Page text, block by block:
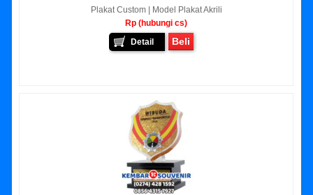
Plakat Custom | Model Plakat Akrili
Rp (hubungi cs)
Detail
Beli